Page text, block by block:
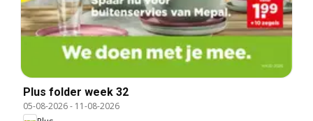
Plus folder week 32
05-08-2026- 11-08-2026